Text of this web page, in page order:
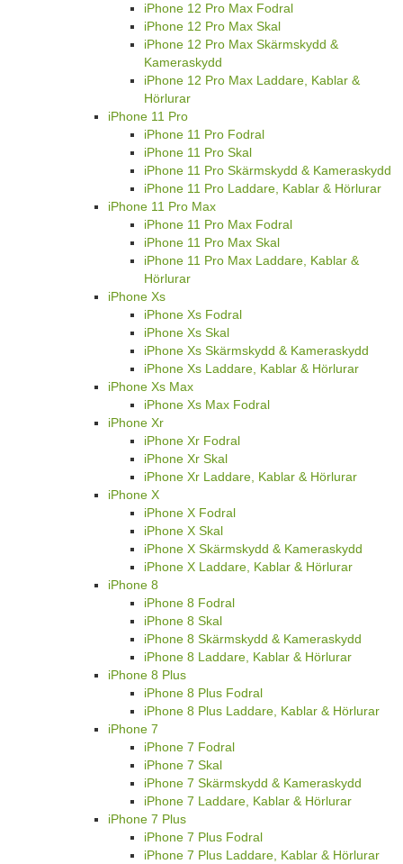
iPhone 12 Pro Max Fodral
iPhone 12 Pro Max Skal
iPhone 12 Pro Max Skärmskydd &
Kameraskydd
iPhone 12 Pro Max Laddare, Kablar &
Hörlurar
iPhone 11 Pro
iPhone 11 Pro Fodral
iPhone 11 Pro Skal
iPhone 11 Pro Skärmskydd & Kameraskydd
iPhone 11 Pro Laddare, Kablar & Hörlurar
iPhone 11 Pro Max
iPhone 11 Pro Max Fodral
iPhone 11 Pro Max Skal
iPhone 11 Pro Max Laddare, Kablar &
Hörlurar
iPhone Xs
iPhone Xs Fodral
iPhone Xs Skal
iPhone Xs Skärmskydd & Kameraskydd
iPhone Xs Laddare, Kablar & Hörlurar
iPhone Xs Max
iPhone Xs Max Fodral
iPhone Xr
iPhone Xr Fodral
iPhone Xr Skal
iPhone Xr Laddare, Kablar & Hörlurar
iPhone X
iPhone X Fodral
iPhone X Skal
iPhone X Skärmskydd & Kameraskydd
iPhone X Laddare, Kablar & Hörlurar
iPhone 8
iPhone 8 Fodral
iPhone 8 Skal
iPhone 8 Skärmskydd & Kameraskydd
iPhone 8 Laddare, Kablar & Hörlurar
iPhone 8 Plus
iPhone 8 Plus Fodral
iPhone 8 Plus Laddare, Kablar & Hörlurar
iPhone 7
iPhone 7 Fodral
iPhone 7 Skal
iPhone 7 Skärmskydd & Kameraskydd
iPhone 7 Laddare, Kablar & Hörlurar
iPhone 7 Plus
iPhone 7 Plus Fodral
iPhone 7 Plus Laddare, Kablar & Hörlurar